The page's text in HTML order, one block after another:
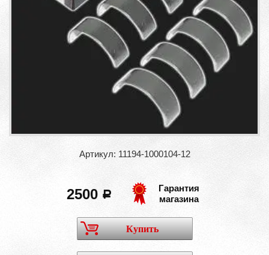
Артикул: 11194-1000104-12
2500 a
Гарантия
магазина
Купить